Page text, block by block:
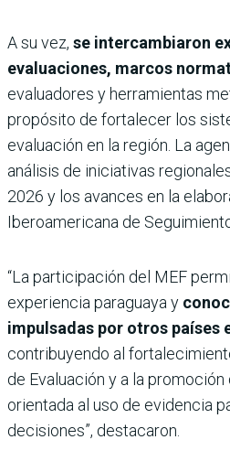
A su vez, se intercambiaron
evaluaciones, marcos
evaluadores y herramientas
propósito de fortalecer los
evaluación en la región. La
análisis de iniciativas
2026 y los avances en la
Iberoamericana de
“La participación del MEF
experiencia paraguaya y
impulsadas por otros países
contribuyendo al
de Evaluación y a la
orientada al uso de evidencia
decisiones”, destacaron.